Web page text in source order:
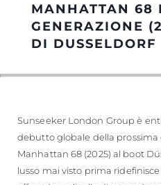
VALUTA LA TUA
MANHATTAN 68
GENERAZIONE
DI DUSSELDORF
Sunseeker London Group è
debutto globale della prossima
Manhattan 68 (2025) al boot
lusso mai visto prima